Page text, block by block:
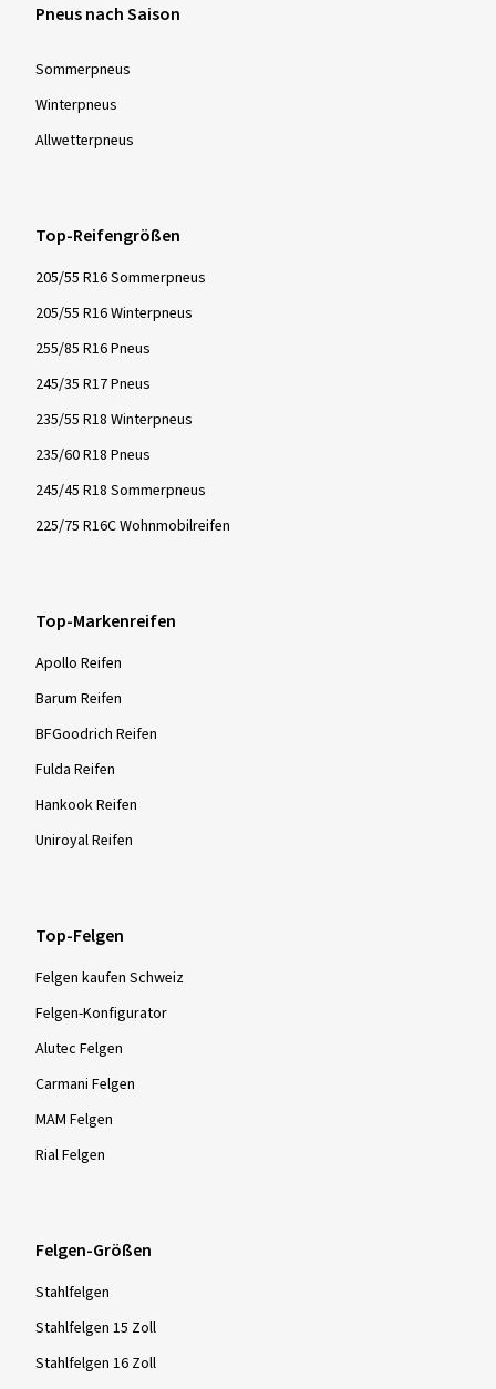
Pneus nach Saison
Sommer­pneus
Winter­pneus
Allwetter­pneus
Top-Reifengrößen
205/55 R16 Sommerpneus
205/55 R16 Winterpneus
255/85 R16 Pneus
245/35 R17 Pneus
235/55 R18 Winterpneus
235/60 R18 Pneus
245/45 R18 Sommerpneus
225/75 R16C Wohnmobilreifen
Top-Markenreifen
Apollo Reifen
Barum Reifen
BFGoodrich Reifen
Fulda Reifen
Hankook Reifen
Uniroyal Reifen
Top-Felgen
Felgen kaufen Schweiz
Felgen-Konfigurator
Alutec Felgen
Carmani Felgen
MAM Felgen
Rial Felgen
Felgen-Größen
Stahlfelgen
Stahlfelgen 15 Zoll
Stahlfelgen 16 Zoll